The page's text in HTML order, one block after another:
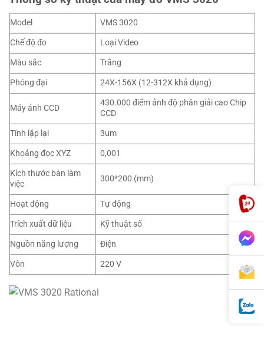
Model
VMS 3020
Chế độ đo
Loại Video
Màu sắc
Trắng
Phóng đại
24X-156X (12-312X khả dụng)
Máy ảnh CCD
430.000 điểm ảnh độ phân giải cao Chip
CCD
Tính lặp lại
3um
Khoảng đọc XYZ
0,001
Kích thước bàn làm
việc
300*200 (mm)
Hoạt động
Tự động
Trích xuất dữ liệu
Kỹ thuật số
Nguồn năng lượng
Điện
Vôn
220 V